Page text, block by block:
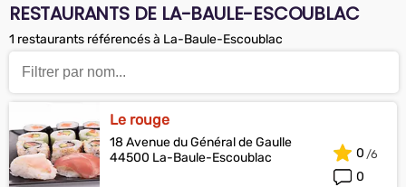
RESTAURANTS DE LA-BAULE-ESCOUBLAC
1 restaurants référencés à La-Baule-Escoublac
Le rouge
18 Avenue du Général de Gaulle
44500 La-Baule-Escoublac
0
0